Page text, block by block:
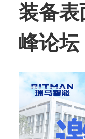
装备表
峰论坛